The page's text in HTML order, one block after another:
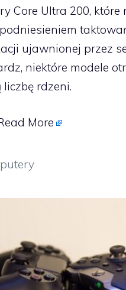
Core Ultra 200, które
ujawnionej przez
niektóre modele
rdzeni.
More